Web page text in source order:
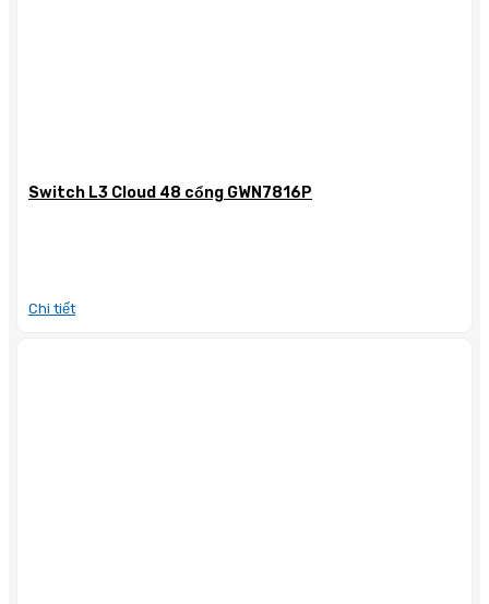
Switch L3 Cloud 48 cổng GWN7816P
Chi tiết